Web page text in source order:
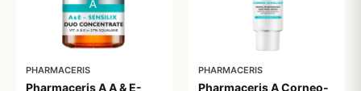
PHARMACERIS
Pharmaceris A A & E-
PHARMACERIS
Pharmaceris A Corneo-